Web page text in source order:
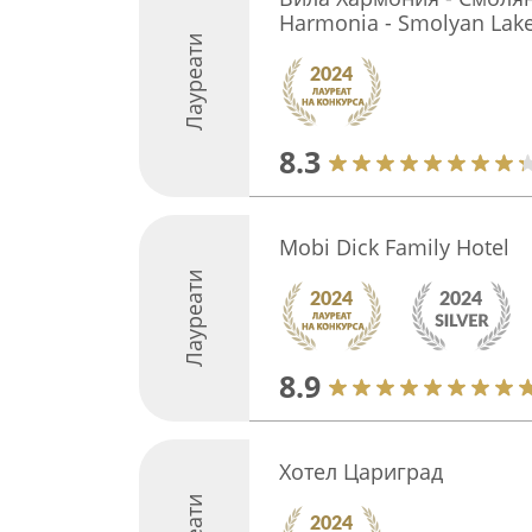
Лауреати
Harmonia - Smolyan
8.3
Лауреати
Mobi Dick Family Hotel
8.9
Хотел Цариград